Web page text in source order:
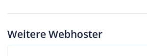
Weitere Webhoster